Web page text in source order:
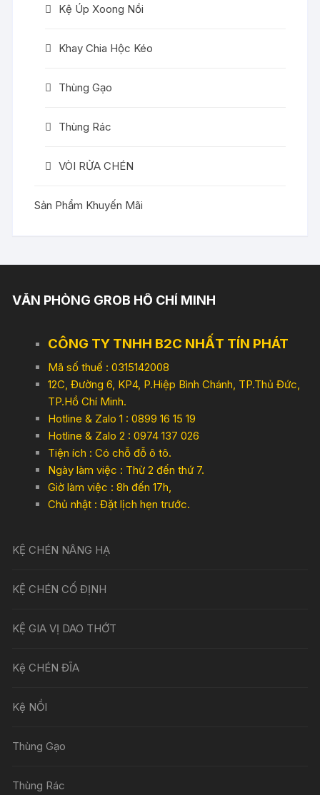
Kệ Úp Xoong Nồi
Khay Chia Hộc Kéo
Thùng Gạo
Thùng Rác
VÒI RỬA CHÉN
Sản Phẩm Khuyến Mãi
VĂN PHÒNG GROB HỒ CHÍ MINH
CÔNG TY TNHH B2C NHẤT TÍN PHÁT
Mã số thuế : 0315142008
12C, Đường 6, KP4, P.Hiệp Bình Chánh, TP.Thủ Đức,
TP.Hồ Chí Minh.
Hotline & Zalo 1 : 0899 16 15 19
Hotline & Zalo 2 : 0974 137 026
Tiện ích : Có chỗ đỗ ô tô.
Ngày làm việc : Thừ 2 đến thứ 7.
Giờ làm việc : 8h đến 17h,
Chủ nhật : Đặt lịch hẹn trước.
KỆ CHÉN NÂNG HẠ
KỆ CHÉN CỐ ĐỊNH
KỆ GIA VỊ DAO THỚT
Kệ CHÉN ĐĨA
Kệ NỒI
Thùng Gạo
Thùng Rác